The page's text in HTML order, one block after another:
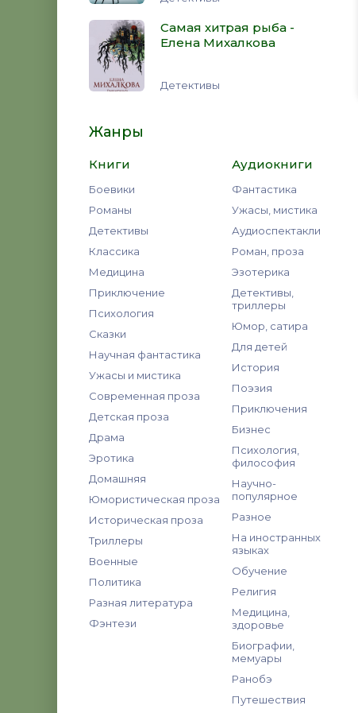
Самая хитрая рыба -
Елена Михалкова
Детективы
Жанры
Книги
Боевики
Романы
Детективы
Классика
Медицина
Приключение
Психология
Сказки
Научная фантастика
Ужасы и мистика
Современная проза
Детская проза
Драма
Эротика
Домашняя
Юмористическая проза
Историческая проза
Триллеры
Военные
Политика
Разная литература
Фэнтези
Аудиокниги
Фантастика
Ужасы, мистика
Аудиоспектакли
Роман, проза
Эзотерика
Детективы,
триллеры
Юмор, сатира
Для детей
История
Поэзия
Приключения
Бизнес
Психология,
философия
Научно-
популярное
Разное
На иностранных
языках
Обучение
Религия
Медицина,
здоровье
Биографии,
мемуары
Ранобэ
Путешествия